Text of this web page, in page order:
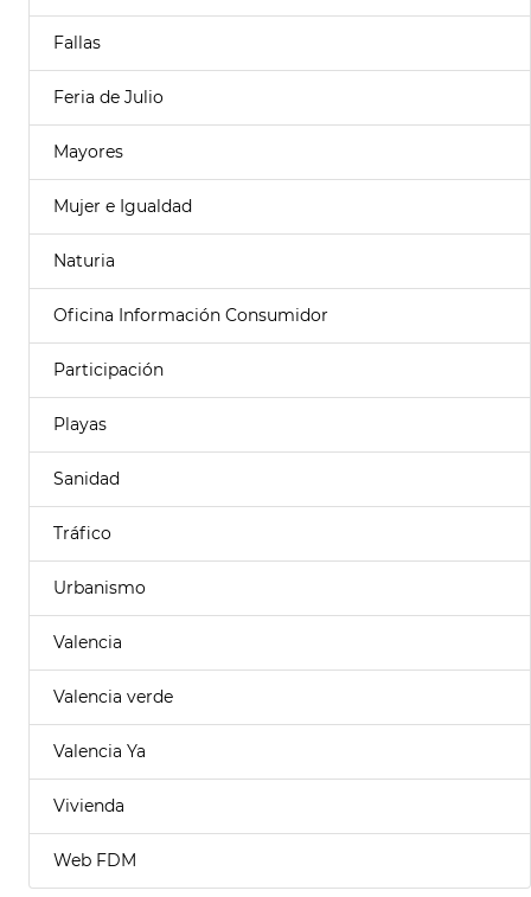
Fallas
Feria de Julio
Mayores
Mujer e Igualdad
Naturia
Oficina Información Consumidor
Participación
Playas
Sanidad
Tráfico
Urbanismo
Valencia
Valencia verde
Valencia Ya
Vivienda
Web FDM